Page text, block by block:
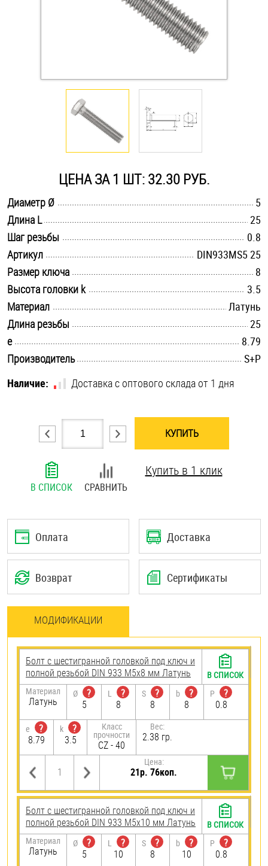
Крюки, кольца с метрической резьбой
Крюки, кольца с шурупной резьбой
Оснастка и аксессуары для яхт
Саморезы и шурупы
Стопорные кольца
Такелаж
Хомуты
Шайбы
Шпильки
Шплинты
Штифты и пальцы
ЦЕНА ЗА 1 ШТ: 32.30 РУБ.
Диаметр Ø
5
Длина L
25
Шаг резьбы
0.8
Артикул
DIN933MS5 25
Размер ключа
8
Высота головки k
3.5
Материал
Латунь
Длина резьбы
25
e
8.79
Производитель
S+P
Наличие:
Доставка с оптового склада от 1 дня
КУПИТЬ
В СПИСОК СРАВНИТЬ
Купить в 1 клик
Оплата Доставка
Возврат Сертификаты
МОДИФИКАЦИИ
Болт с шестигранной головкой под ключ и
полной резьбой DIN 933 М5х8 мм Латунь
Материал
Латунь
Ø
?
5
L
?
8
S
?
8
b
?
8
P
?
0.8
e
?
8.79
k
?
3.5
Класс
прочности
CZ - 40
Вес:
2.38 гр.
Цена:
21р. 76коп.
В СПИСОК
Болт с шестигранной головкой под ключ и
полной резьбой DIN 933 М5х10 мм Латунь
Материал
Латунь
Ø
?
5
L
?
10
S
?
8
b
?
10
P
?
0.8
В СПИСОК